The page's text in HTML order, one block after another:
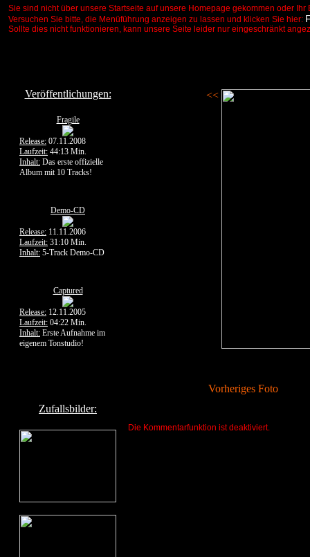
Sie sind nicht über unsere Startseite auf unsere Homepage gekommen oder
Versuchen Sie bitte, die Menüführung anzeigen zu lassen und klicken Sie hier:
Sollte dies nicht funktionieren, kann unsere Seite leider nur eingeschränkt
Veröffentlichungen:
Fragile
Release: 07.11.2008
Laufzeit: 44:13 Min.
Inhalt: Das erste offizielle
Album mit 10 Tracks!
Demo-CD
Release: 11.11.2006
Laufzeit: 31:10 Min.
Inhalt: 5-Track Demo-CD
Captured
Release: 12.11.2005
Laufzeit: 04:22 Min.
Inhalt: Erste Aufnahme im
eigenem Tonstudio!
Zufallsbilder:
<<
Vorheriges Foto
Die Kommentarfunktion ist deaktiviert.